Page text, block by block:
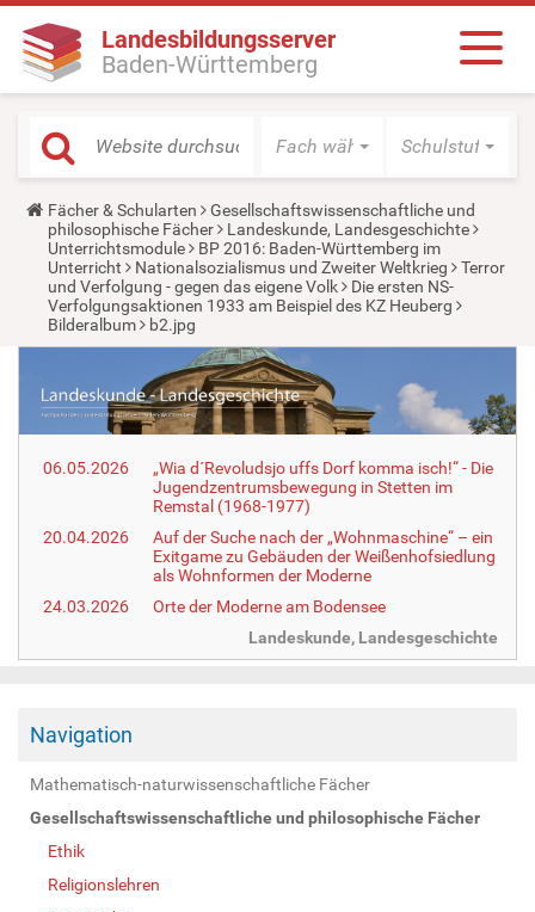
Landesbildungsserver
Baden-Württemberg
Fach wählen Schulstufe
Y
o
u
a
r
e
h
e
:
Fächer & Schularten
Gesellschaftswissenschaftliche und
philosophische Fächer
Landeskunde, Landesgeschichte
Unterrichtsmodule
BP 2016: Baden-Württemberg im
Unterricht
Nationalsozialismus und Zweiter Weltkrieg
Terror
und Verfolgung - gegen das eigene Volk
Die ersten NS-
Verfolgungsaktionen 1933 am Beispiel des KZ Heuberg
Bilderalbum
b2.jpg
06.05.2026
„Wia d´Revoludsjo uffs Dorf komma isch!“ - Die
Jugendzentrumsbewegung in Stetten im
Remstal (1968-1977)
20.04.2026
Auf der Suche nach der „Wohnmaschine“ – ein
Exitgame zu Gebäuden der Weißenhofsiedlung
als Wohnformen der Moderne
24.03.2026
Orte der Moderne am Bodensee
Landeskunde, Landesgeschichte
Navigation
Mathematisch-naturwissenschaftliche Fächer
Gesellschaftswissenschaftliche und philosophische Fächer
Ethik
Religionslehren